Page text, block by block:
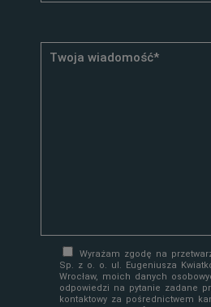
Wyrażam zgodę na
Sp. z o. o. ul. Eugeniusza
Wrocław, moich danych
odpowiedzi na pytanie zadane
kontaktowy za pośrednictwem